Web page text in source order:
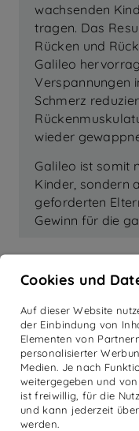
wachsenden
tragen. Das
Rücken und
Galileo
Verspannungen
Schmerz
wieder
Galileo ist somit
Kinder, sondern
geforderten
Gewinn für die
Cookies und
Auf dieser Website
der Einbindung von
Elementen von
personalisierter
Medien. Je nach
weitergegeben und
ist freiwillig, für die
und kann jederzeit
werden.